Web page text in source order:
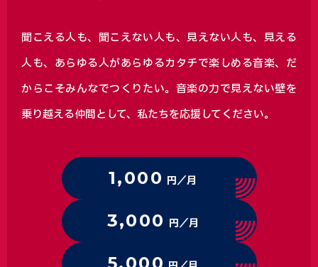
聞こえる人も、聞こえない人も、見えない人も、見える
人も、あらゆる人があらゆるカタチで楽しめる音楽、 だ
からこそみんなでつくりたい。音楽の力で見えない壁を
乗り越える仲間として、私たちを応援してください。
1,000 円／月
3,000 円／月